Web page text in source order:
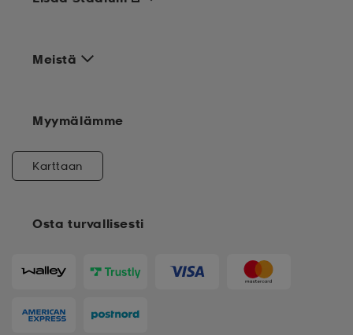
Meistä
Osta turvallisesti
Myymälämme
Karttaan